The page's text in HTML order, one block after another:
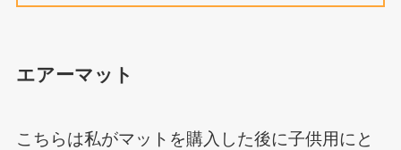
エアーマット
こちらは私がマットを購入した後に子供用にと